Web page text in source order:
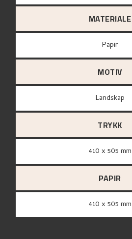
MATERIALE
papir
MOTIV
Landskap
TRYKK
410 x 505 mm
PAPIR
410 x 505 mm